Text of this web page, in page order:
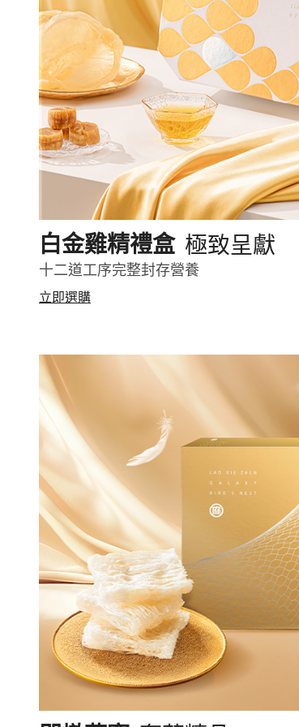
白金雞精禮盒 極致呈獻
十二道工序完整封存營養
立即選購